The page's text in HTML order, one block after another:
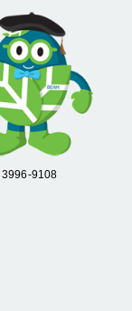
9108